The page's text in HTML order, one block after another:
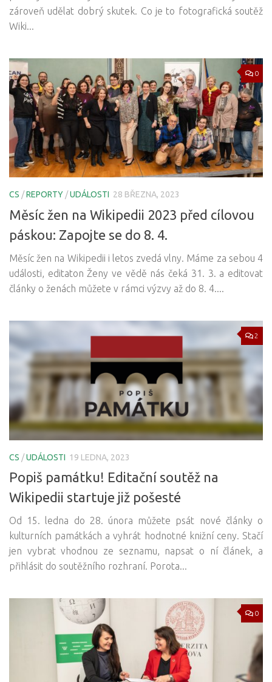
zároveň udělat dobrý skutek. Co je to fotografická soutěž
Wiki...
0
CS /REPORTY /UDÁLOSTI 28 BŘEZNA, 2023
Měsíc žen na Wikipedii 2023 před cílovou
páskou: Zapojte se do 8. 4.
Měsíc žen na Wikipedii i letos zvedá vlny. Máme za sebou 4
události, editaton Ženy ve vědě nás čeká 31. 3. a editovat
články o ženách můžete v rámci výzvy až do 8. 4....
2
CS /UDÁLOSTI 19 LEDNA, 2023
Popiš památku! Editační soutěž na
Wikipedii startuje již pošesté
Od 15. ledna do 28. února můžete psát nové články o
kulturních památkách a vyhrát hodnotné knižní ceny. Stačí
jen vybrat vhodnou ze seznamu, napsat o ní článek, a
přihlásit do soutěžního rozhraní. Porota...
0